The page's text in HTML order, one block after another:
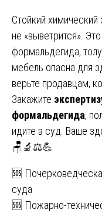
Стойкий
не «выветрится».
формальдегида,
мебель опасна для
верьте продавцам,
Закажите
формальдегида,
идите в суд. Ваше
🪑🔬⚖️💪
Навигация
по
🆘
суда
🆘 Пожарно-